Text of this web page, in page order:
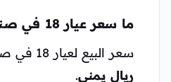
ما سعر عيار 18 في صنعاء؟
سعر البيع لعيار 18 في صنعاء اليوم:
ريال يمني.